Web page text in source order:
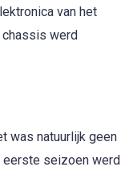
van het
chassis werd
was natuurlijk geen
eerste seizoen werd